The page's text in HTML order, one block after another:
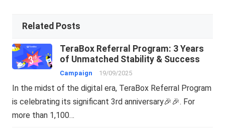
Related Posts
TeraBox Referral Program: 3 Years
of Unmatched Stability & Success
Campaign 19/09/2025
In the midst of the digital era, TeraBox Referral Program
is celebrating its significant 3rd anniversary🎉🎉. For
more than 1,100…